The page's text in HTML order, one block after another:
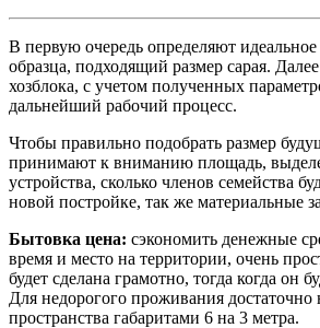
В первую очередь определяют
образца, подходящий размер сарая.
хозблока, с учетом полученных
дальнейший рабочий процесс.
Чтобы правильно подобрать размер
принимают к вниманию площадь,
устройства, сколько членов семейства
новой постройке, так же материальные
Бытовка цена: сэкономить денежные
время и место на территории, очень
будет сделана грамотно, тогда когда он
Для недорогого проживания достаточно
пространства габаритами 6 на 3 метра.